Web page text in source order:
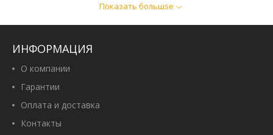
Артикул:00033919
Показать большsе
ИНФОРМАЦИЯ
О компании
Гарантии
Оплата и доставка
Контакты